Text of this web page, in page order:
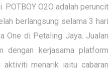
POTBOY O2O adalah peruncit
berlangsung selama 3 hari
One di Petaling Jaya. Jualan
dengan kerjasama platform
aktiviti menarik iaitu cabaran